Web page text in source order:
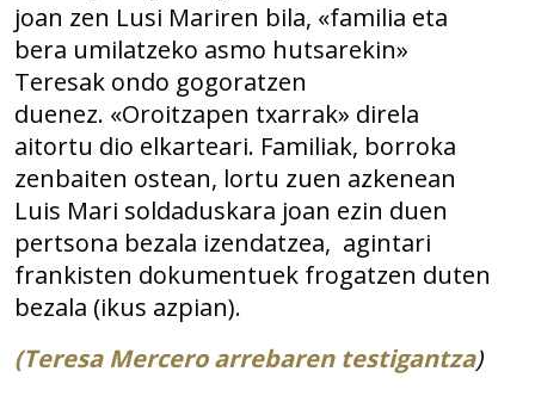
joan zen Lusi Mariren bila, «familia eta
bera umilatzeko asmo hutsarekin»
Teresak ondo gogoratzen
duenez. «Oroitzapen txarrak» direla
aitortu dio elkarteari. Familiak, borroka
zenbaiten ostean, lortu zuen azkenean
Luis Mari soldaduskara joan ezin duen
pertsona bezala izendatzea, agintari
frankisten dokumentuek frogatzen duten
bezala (ikus azpian).
(Teresa Mercero arrebaren testigantza)